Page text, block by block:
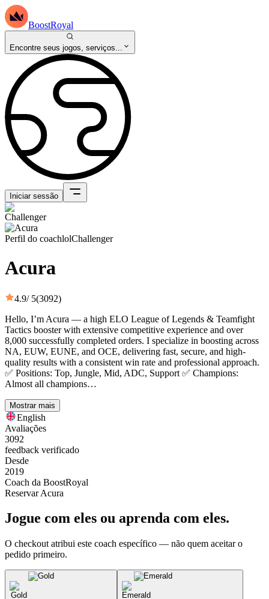
BoostRoyal
Encontre seus jogos, serviços...
Iniciar sessão
Perfil do coachlolChallenger
Acura
4.9/ 5(3092)
Hello, I’m Acura — a high ELO League of Legends & Teamfight
Tactics booster with extensive competitive experience and over
8,000 successfully completed orders. I specialize in boosting across
NA, EUW, EUNE, and OCE, delivering fast, secure, and high-
quality results with a consistent win rate and professional approach.
✅ Positions: Top, Jungle, Mid, ADC, Support ✅ Champions:
Almost all champions…
Mostrar mais
English
Avaliações
3092
feedback verificado
Desde
2019
Coach da BoostRoyal
Reservar Acura
Jogue com eles ou aprenda com eles.
O checkout atribui este coach específico — não quem aceitar o
pedido primeiro.